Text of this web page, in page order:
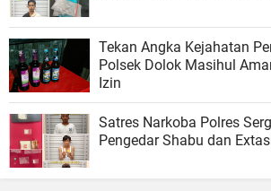
Tekan Angka Kejahatan
Polsek Dolok Masihul
Izin
Satres Narkoba Polres
Pengedar Shabu dan